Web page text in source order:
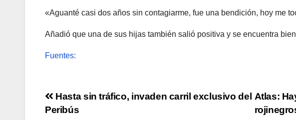
«Aguanté casi dos años sin contagiarme, fue una bendición, hoy me
Añadió que una de sus hijas también salió positiva y se encuentra
Fuentes:
Navegación
Atlas:
Hasta sin tráfico, invaden carril exclusivo del
Peribús